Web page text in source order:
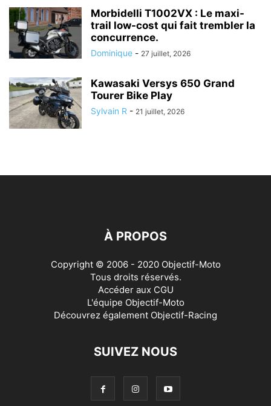
Morbidelli T1002VX : Le maxi-
trail low-cost qui fait trembler la
concurrence.
Dominique - 27 juillet, 2026
Kawasaki Versys 650 Grand
Tourer Bike Play
Sylvain R - 21 juillet, 2026
À PROPOS
Copyright © 2006 - 2020 Objectif-Moto
Tous droits réservés.
Accéder aux CGU
L'équipe Objectif-Moto
Découvrez également Objectif-Racing
SUIVEZ NOUS